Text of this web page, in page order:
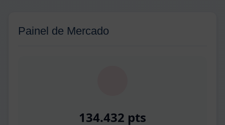
Painel de Mercado
134.432 pts